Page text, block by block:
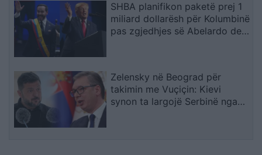
SHBA planifikon paketë prej 1
miliard dollarësh për Kolumbinë
pas zgjedhjes së Abelardo de
Zelensky në Beograd për
takimin me Vuçiçin: Kievi
synon ta largojë Serbinë nga